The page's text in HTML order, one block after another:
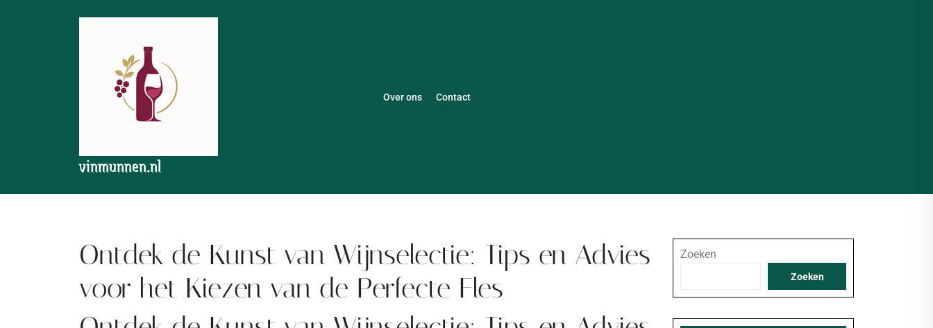
vinmunnen.nl
Over ons Contact
Ontdek de Kunst van Wijnselectie: Tips en Advies
voor het Kiezen van de Perfecte Fles
Zoeken
Zoeken